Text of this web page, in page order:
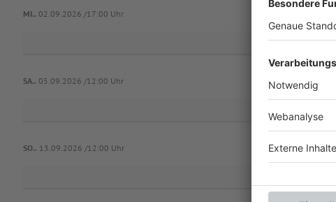
MI.. 02.09.2026 /17:00 Uhr
SA.. 05.09.2026 /12:00 Uhr
SO.. 13.09.2026 /12:00 Uhr Borussia